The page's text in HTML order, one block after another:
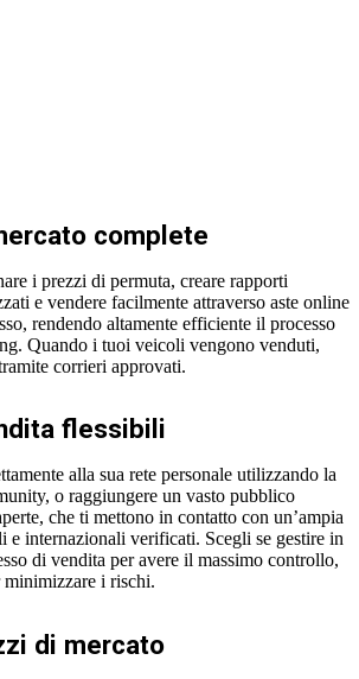
complete
i prezzi di permuta, creare rapporti
e vendere facilmente attraverso aste online
rendendo altamente efficiente il processo
Quando i tuoi veicoli vengono venduti,
corrieri approvati.
flessibili
alla sua rete personale utilizzando la
o raggiungere un vasto pubblico
che ti mettono in contatto con un’ampia
e internazionali verificati. Scegli se gestire in
di vendita per avere il massimo controllo,
i rischi.
di mercato